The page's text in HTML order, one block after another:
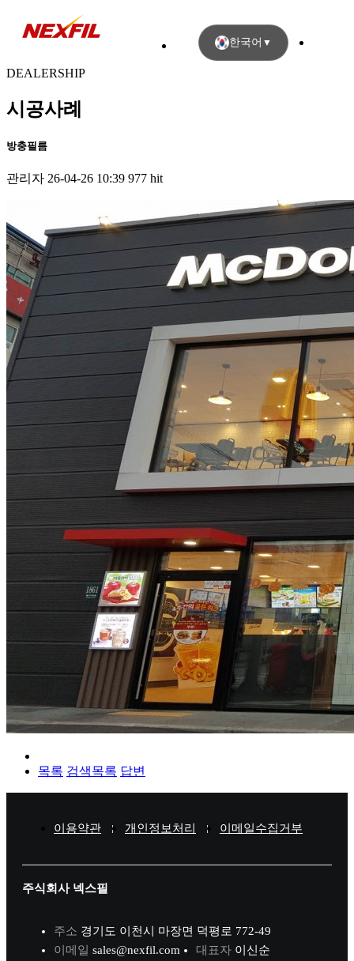
한국어 ▼
DEALERSHIP
시공사례
방충필름
관리자 26-04-26 10:39 977 hit
목록 검색목록 답변
이용약관 개인정보처리 이메일수집거부
주식회사 넥스필
주소 경기도 이천시 마장면 덕평로 772-49
이메일 sales@nexfil.com 대표자 이신순